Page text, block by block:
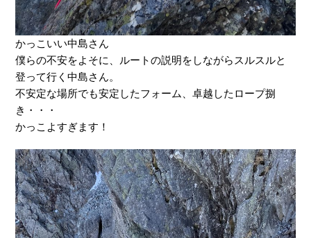
かっこいい中島さん
僕らの不安をよそに、ルートの説明をしながらスルスルと
登って行く中島さん。
不安定な場所でも安定したフォーム、卓越したロープ捌
き・・・
かっこよすぎます！